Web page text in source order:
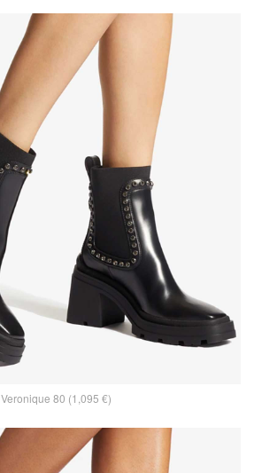
Veronique 80 (1,095 €)